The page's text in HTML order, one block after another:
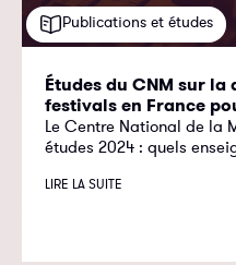
Publications et études
Études du CNM sur
festivals en France
Le Centre National de la
études 2024 : quels
LIRE LA SUITE